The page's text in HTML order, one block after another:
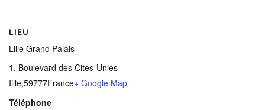
LIEU
Lille Grand Palais
1, Boulevard des Cites-Unies
Iille,59777France+ Google Map
Téléphone